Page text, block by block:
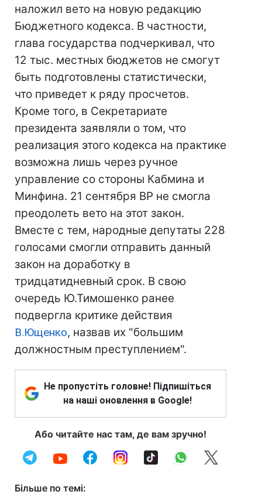
наложил вето на новую редакцию
Бюджетного кодекса. В частности,
глава государства подчеркивал, что
12 тыс. местных бюджетов не смогут
быть подготовлены статистически,
что приведет к ряду просчетов.
Кроме того, в Секретариате
президента заявляли о том, что
реализация этого кодекса на практике
возможна лишь через ручное
управление со стороны Кабмина и
Минфина. 21 сентября ВР не смогла
преодолеть вето на этот закон.
Вместе с тем, народные депутаты 228
голосами смогли отправить данный
закон на доработку в
тридцатидневный срок. В свою
очередь Ю.Тимошенко ранее
подвергла критике действия
В.Ющенко, назвав их "большим
должностным преступлением".
Не пропустіть головне! Підпишіться
на наші оновлення в Google!
Або читайте нас там, де вам зручно!
Більше по темі: